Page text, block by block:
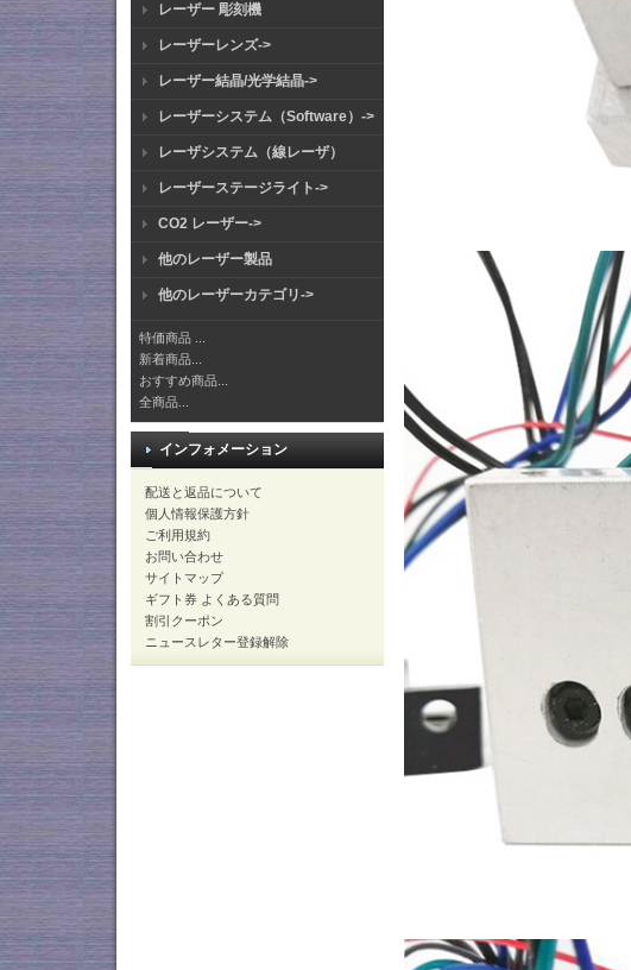
レーザー 彫刻機
レーザーレンズ->
レーザー結晶/光学結晶->
レーザーシステム（Software）->
レーザシステム（線レーザ）
レーザーステージライト->
CO2 レーザー->
他のレーザー製品
他のレーザーカテゴリ->
特価商品 ...
新着商品...
おすすめ商品...
全商品...
インフォメーション
配送と返品について
個人情報保護方針
ご利用規約
お問い合わせ
サイトマップ
ギフト券 よくある質問
割引クーポン
ニュースレター登録解除